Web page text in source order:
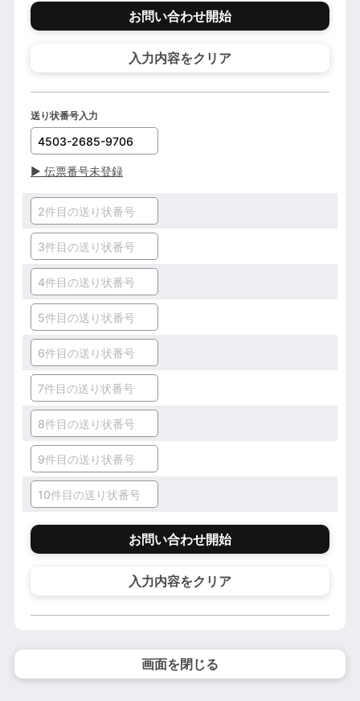
お問い合わせ開始
入力内容をクリア
送り状番号入力
▶ 伝票番号未登録
お問い合わせ開始
入力内容をクリア
画面を閉じる